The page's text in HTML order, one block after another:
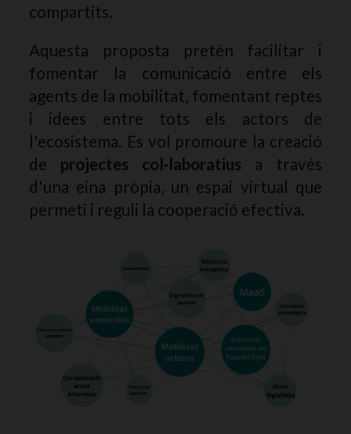
compartits.
Aquesta proposta pretén facilitar i
fomentar la comunicació entre els
agents de la mobilitat, fomentant reptes
i idees entre tots els actors de
l'ecosistema. Es vol promoure la creació
de projectes col·laboratius a través
d'una eina pròpia, un espai virtual que
permeti i reguli la cooperació efectiva.